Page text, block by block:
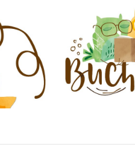
Die schönsten